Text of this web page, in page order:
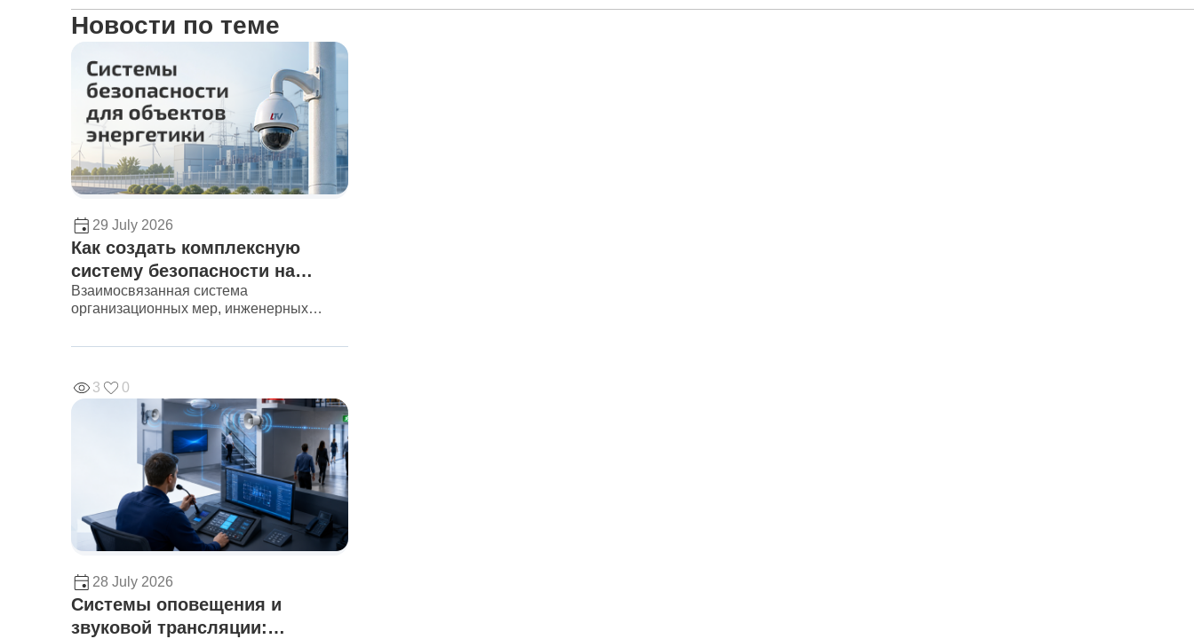
Новости по теме
29 July 2026
Как создать комплексную
систему безопасности на
энергетическом объекте
Взаимосвязанная система
организационных мер, инженерных
регламентов реагирования, построенная
3
0
28 July 2026
Системы оповещения и
звуковой трансляции: